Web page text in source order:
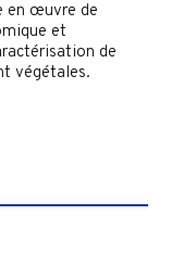
en œuvre de
et
de
végétales.